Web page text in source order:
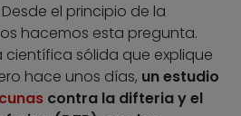
el principio de la
hacemos esta pregunta.
sólida que explique
hace unos días, un estudio
contra la difteria y el